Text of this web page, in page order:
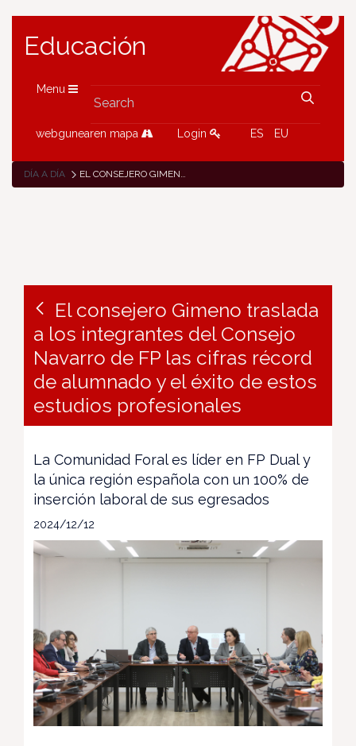
Educación
Menu
webgunearen mapa Login ES EU
DÍA A DÍA EL CONSEJERO GIMENO TRASLADA A LOS INTEGRANTES DEL CONSEJO NAVARRO DE FP LAS CIFRAS RÉCORD DE ALUMNADO Y EL ÉXITO DE ESTOS ESTUDIOS PROFESIONALES
El consejero Gimeno traslada
a los integrantes del Consejo
Navarro de FP las cifras récord
de alumnado y el éxito de estos
estudios profesionales
La Comunidad Foral es líder en FP Dual y
la única región española con un 100% de
inserción laboral de sus egresados
2024/12/12